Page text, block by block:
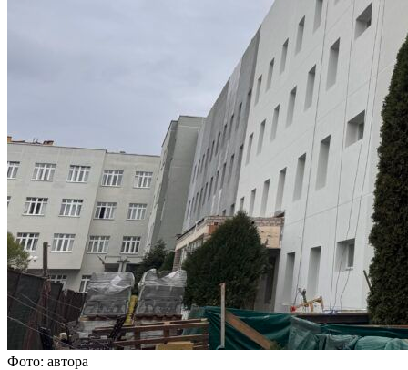
Фото: автора